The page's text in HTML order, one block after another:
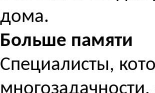
дома.
Больше памяти
Специалисты,